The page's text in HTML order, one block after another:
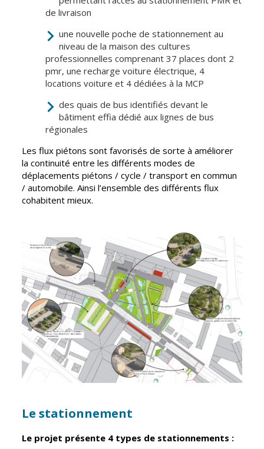
Gare de Vierzon
Travaux
Refuge canin
Marchés
Urbanisme et
logement
Économie et
commerce
Réseau de
chaleur urbain
de livraison
une nouvelle poche de stationnement au
niveau de la maison des cultures
professionnelles comprenant 37 places dont 2
pmr, une recharge voiture électrique, 4
locations voiture et 4 dédiées à la MCP
des quais de bus identifiés devant le
bâtiment effia dédié aux lignes de bus
régionales
Les flux piétons sont favorisés de sorte à améliorer
la continuité entre les différents modes de
déplacements piétons / cycle / transport en commun
/ automobile. Ainsi l’ensemble des différents flux
cohabitent mieux.
Le stationnement
Le projet présente 4 types de stationnements :